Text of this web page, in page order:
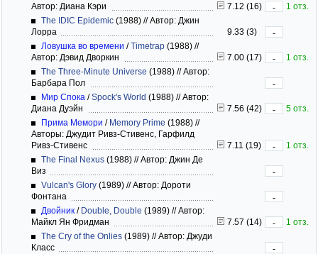
Автор: Диана Кэри 7.12 (16) -
1 отз.
The IDIC Epidemic (1988) //Автор: Джин
Лорра
9.33 (3)
-
Ловушка во времени /Timetrap (1988) //
Автор: Дэвид Дворкин
7.00 (17) -
1 отз.
The Three-Minute Universe (1988) //Автор:
Барбара Пол
-
Мир Спока /Spock's World (1988) //Автор:
Диана Дуэйн
7.56 (42) -
5 отз.
Прима Мемори / Memory Prime (1988) //
Авторы: Джудит Ривз-Стивенс, Гарфилд
Ривз-Стивенс
7.11 (19) -
1 отз.
The Final Nexus (1988) //Автор: Джин Де
Виз
-
Vulcan's Glory (1989) //Автор: Дороти
Фонтана
-
Двойник / Double, Double (1989) //Автор:
Майкл Ян Фридман
7.57 (14) -
1 отз.
The Cry of the Onlies (1989) //Автор: Джуди
Класс
-